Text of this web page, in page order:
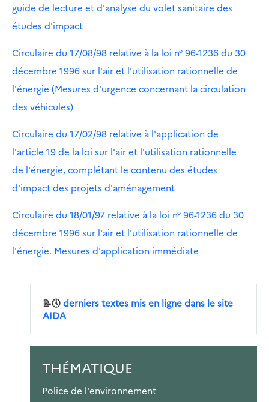
guide de lecture et d'analyse du volet sanitaire des
études d'impact
Circulaire du 17/08/98 relative à la loi n° 96-1236 du 30
décembre 1996 sur l'air et l'utilisation rationnelle de
l'énergie (Mesures d'urgence concernant la circulation
des véhicules)
Circulaire du 17/02/98 relative à l'application de
l'article 19 de la loi sur l'air et l'utilisation rationnelle
de l'énergie, complétant le contenu des études
d'impact des projets d'aménagement
Circulaire du 18/01/97 relative à la loi n° 96-1236 du 30
décembre 1996 sur l'air et l'utilisation rationnelle de
l'énergie. Mesures d'application immédiate
📝🕔derniers textes mis en ligne dans le site
AIDA
THÉMATIQUE
Police de l'environnement